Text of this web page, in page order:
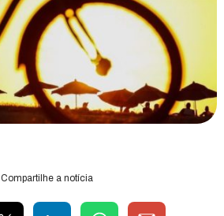
Compartilhe a notícia